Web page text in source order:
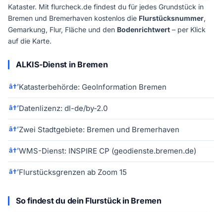
Kataster. Mit flurcheck.de findest du für jedes Grundstück in
Bremen und Bremerhaven kostenlos die Flurstücksnummer,
Gemarkung, Flur, Fläche und den Bodenrichtwert – per Klick
auf die Karte.
ALKIS-Dienst in Bremen
Katasterbehörde: GeoInformation Bremen
Datenlizenz: dl-de/by-2.0
Zwei Stadtgebiete: Bremen und Bremerhaven
WMS-Dienst: INSPIRE CP (geodienste.bremen.de)
Flurstücksgrenzen ab Zoom 15
So findest du dein Flurstück in Bremen